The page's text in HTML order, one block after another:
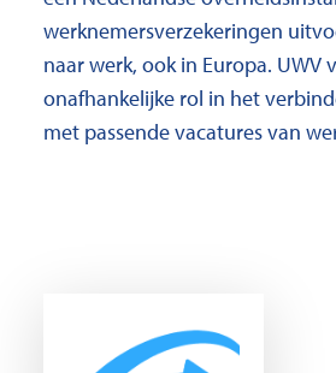
werknemersverzekeringen
naar werk, ook in Europa. UWV
onafhankelijke rol in het
met passende vacatures van